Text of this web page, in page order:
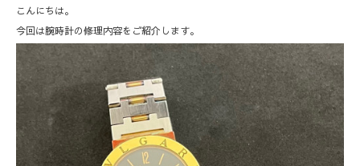
こんにちは。
今回は腕時計の修理内容をご紹介します。